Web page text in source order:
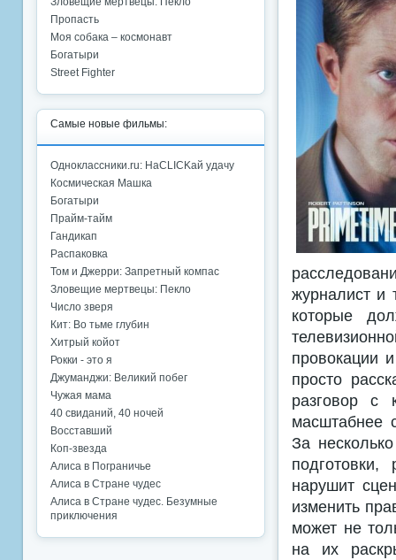
журналист и
которые
провокации
просто
разговор с
масштабнее
За
нарушит
изменить
может не
на их
Пропасть
Моя собака – космонавт
Богатыри
Street Fighter
Самые новые фильмы:
Одноклассники.ru: НаCLICKай удачу
Космическая Машка
Богатыри
Прайм-тайм
Гандикап
Распаковка
Том и Джерри: Запретный компас
Зловещие мертвецы: Пекло
Число зверя
Кит: Во тьме глубин
Хитрый койот
Рокки - это я
Джуманджи: Великий побег
Чужая мама
40 свиданий, 40 ночей
Восставший
Коп-звезда
Алиса в Пограничье
Алиса в Стране чудес
Алиса в Стране чудес. Безумные
приключения